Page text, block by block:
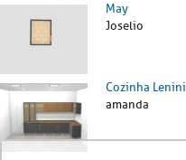
May
Joselio
Cozinha Lenini
amanda